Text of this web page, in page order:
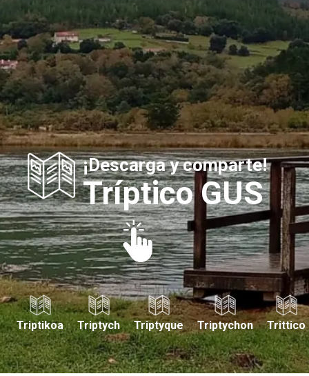
¡Descarga y comparte!
Tríptico GUS
Triptikoa Triptych Triptyque Triptychon Trittico